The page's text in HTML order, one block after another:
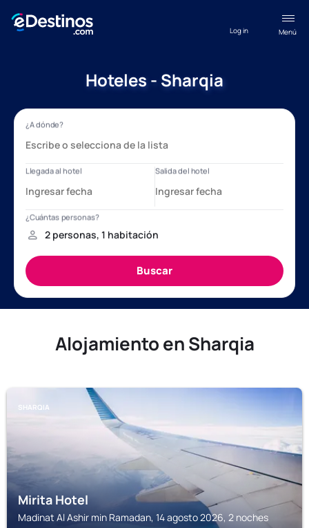
Menú
Log in
Hoteles - Sharqia
Alojamiento en Sharqia
SHARQIA
Mirita Hotel
Madinat Al Ashir min Ramadan, 14 agosto 2026, 2 noches